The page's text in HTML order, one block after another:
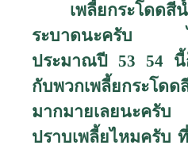
เพลี้ยกระโดดสี
ระบาดนะครับ ไป
ประมาณปี 53 54 นี้
กับพวกเพลี้ยกระโดด
มากมายเลยนะค
ปราบเพลี้ยไหมครับ